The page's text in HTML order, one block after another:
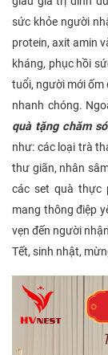
sức khỏe người
protein, axit amin
kháng, phục hồi
tuổi, người mới ốm
nhanh chóng.
quà tặng chăm
như: các loại trà
thư giãn, nhân
các set quà thực
mang thông điệp
vẹn đến người
Tết, sinh nhật,